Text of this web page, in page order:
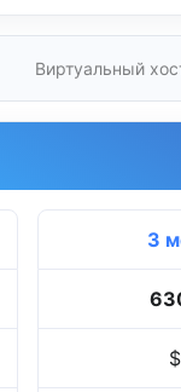
Виртуальный
3